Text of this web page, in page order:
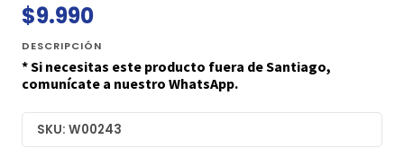
$9.990
DESCRIPCIÓN
* Si necesitas este producto fuera de Santiago,
comunícate a nuestro WhatsApp.
SKU: W00243